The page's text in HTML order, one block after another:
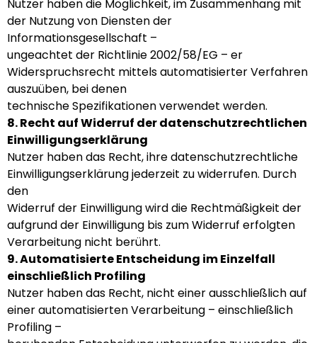
Nutzer haben die Möglichkeit, im Zusammenhang mit
der Nutzung von Diensten der
Informationsgesellschaft –
ungeachtet der Richtlinie 2002/58/EG – er
Widerspruchsrecht mittels automatisierter Verfahren
auszuüben, bei denen
technische Spezifikationen verwendet werden.
8. Recht auf Widerruf der datenschutzrechtlichen
Einwilligungserklärung
Nutzer haben das Recht, ihre datenschutzrechtliche
Einwilligungserklärung jederzeit zu widerrufen. Durch
den
Widerruf der Einwilligung wird die Rechtmäßigkeit der
aufgrund der Einwilligung bis zum Widerruf erfolgten
Verarbeitung nicht berührt.
9. Automatisierte Entscheidung im Einzelfall
einschließlich Profiling
Nutzer haben das Recht, nicht einer ausschließlich auf
einer automatisierten Verarbeitung – einschließlich
Profiling –